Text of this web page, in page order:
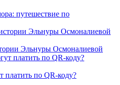
путешествие по
Эльнуры Осмоналиевой
платить по QR-коду?